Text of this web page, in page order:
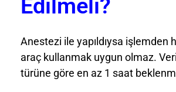
Edilmeli?
Anestezi ile yapıldıysa işlemden
araç kullanmak uygun olmaz.
türüne göre en az 1 saat